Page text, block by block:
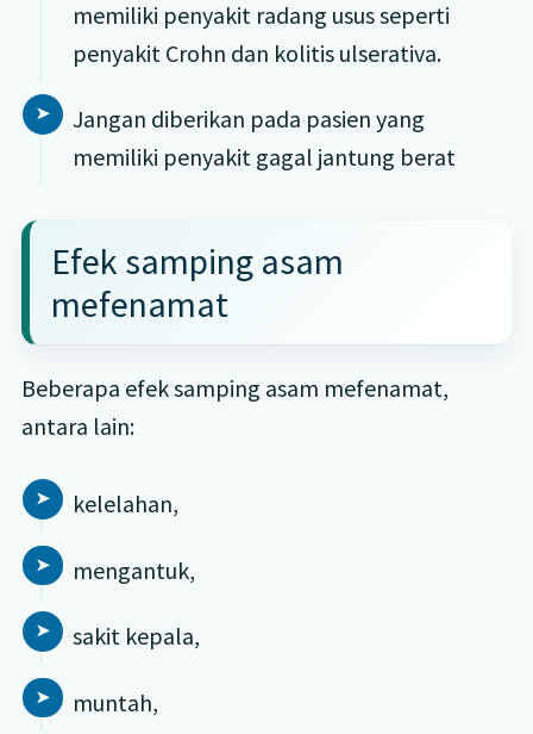
memiliki penyakit radang usus seperti
penyakit Crohn dan kolitis ulserativa.
Jangan diberikan pada pasien yang
memiliki penyakit gagal jantung berat
Efek samping asam
mefenamat
Beberapa efek samping asam mefenamat,
antara lain:
kelelahan,
mengantuk,
sakit kepala,
muntah,